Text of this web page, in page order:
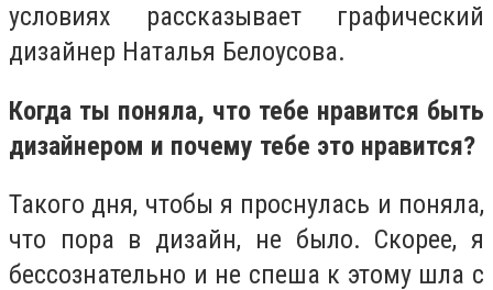
условиях рассказывает графический
дизайнер Наталья Белоусова.
Когда ты поняла, что тебе нравится быть
дизайнером и почему тебе это нравится?
Такого дня, чтобы я проснулась и поняла,
что пора в дизайн, не было. Скорее, я
бессознательно и не спеша к этому шла с